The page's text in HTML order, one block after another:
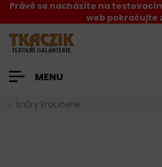
Právě se nacházíte na
web pokračujte
MENU
šnůry kroucené